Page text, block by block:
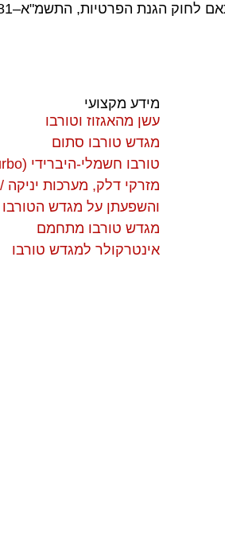
התשמ"א–1981 (כולל תיקון 13), ובהתאם ל
מידע מקצועי
עשן מהאגזוז וטורבו
מגדש טורבו סתום
טורבו חשמלי-היברידי (E-Turbo)
מזרקי דלק, מערכות יניקה
והשפעתן על מגדש הטורבו
מגדש טורבו מתחמם
אינטרקולר למגדש טורבו